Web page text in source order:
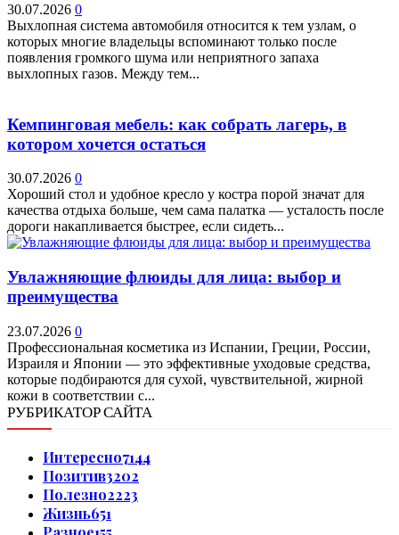
30.07.2026 0
Выхлопная система автомобиля относится к тем узлам, о
которых многие владельцы вспоминают только после
появления громкого шума или неприятного запаха
выхлопных газов. Между тем...
Кемпинговая мебель: как собрать лагерь, в
котором хочется остаться
30.07.2026 0
Хороший стол и удобное кресло у костра порой значат для
качества отдыха больше, чем сама палатка — усталость после
дороги накапливается быстрее, если сидеть...
Увлажняющие флюиды для лица: выбор и
преимущества
23.07.2026 0
Профессиональная косметика из Испании, Греции, России,
Израиля и Японии — это эффективные уходовые средства,
которые подбираются для сухой, чувствительной, жирной
кожи в соответствии с...
РУБРИКАТОР САЙТА
Интересно7144
Позитив3202
Полезно2223
Жизнь651